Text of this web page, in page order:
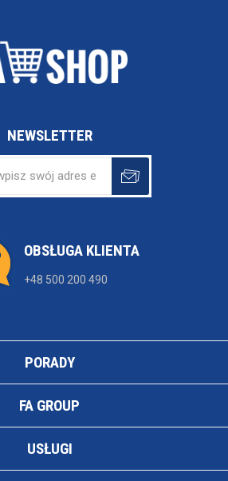
NEWSLETTER
OBSŁUGA KLIENTA
+48 500 200 490
PORADY
FA GROUP
USŁUGI